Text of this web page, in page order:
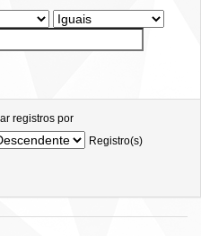
registros por
Registro(s)